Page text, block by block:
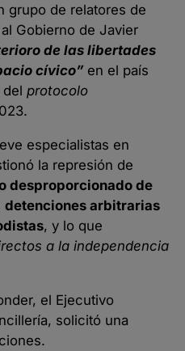
grupo de relatores de
Gobierno de Javier
de las libertades
cívico” en el país
protocolo
especialistas en
la represión de
desproporcionado de
detenciones arbitrarias
, y lo que
a la independencia
el Ejecutivo
solicitó una